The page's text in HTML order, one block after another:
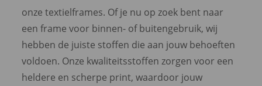
onze textielframes. Of je nu op zoek bent naar
een frame voor binnen- of buitengebruik, wij
hebben de juiste stoffen die aan jouw behoeften
voldoen. Onze kwaliteitsstoffen zorgen voor een
heldere en scherpe print, waardoor jouw